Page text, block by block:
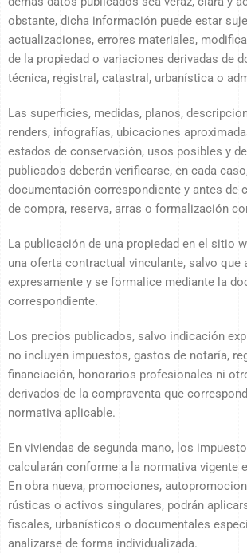
obstante, dicha información puede estar
actualizaciones, errores materiales,
de la propiedad o variaciones derivadas de
técnica, registral, catastral, urbanística o
Las superficies, medidas, planos,
renders, infografías, ubicaciones
estados de conservación, usos posibles y
publicados deberán verificarse, en cada
documentación correspondiente y antes de
de compra, reserva, arras o formalización
La publicación de una propiedad en el sitio
una oferta contractual vinculante, salvo que
expresamente y se formalice mediante la
correspondiente.
Los precios publicados, salvo indicación
no incluyen impuestos, gastos de notaría,
financiación, honorarios profesionales ni
derivados de la compraventa que
normativa aplicable.
En viviendas de segunda mano, los
calcularán conforme a la normativa vigente
En obra nueva, promociones,
rústicas o activos singulares, podrán
fiscales, urbanísticos o documentales
analizarse de forma individualizada.